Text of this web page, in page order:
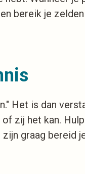
bereik je
Het is dan
zij het kan.
graag bereid